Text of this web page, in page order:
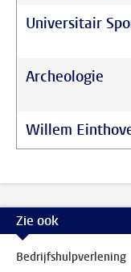
Universitair
Archeologie
Willem
Zie ook
Bedrijfshulpverlening